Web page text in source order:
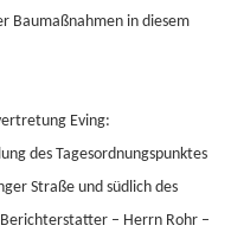
Baumaßnahmen in diesem
Eving:
des Tagesordnungspunktes
Straße und südlich des
– Herrn Rohr –